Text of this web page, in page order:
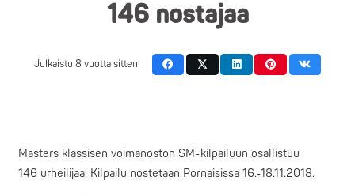
146 nostajaa
Julkaistu 8 vuotta sitten
Masters klassisen voimanoston SM-kilpailuun osallistuu
146 urheilijaa. Kilpailu nostetaan Pornaisissa 16.-18.11.2018.